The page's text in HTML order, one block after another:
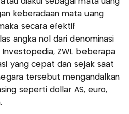
keberadaan mata uang
secara efektif
angka nol dari denominasi
ZWL beberapa
yang cepat dan sejak saat
tersebut mengandalkan
seperti dollar AS, euro,